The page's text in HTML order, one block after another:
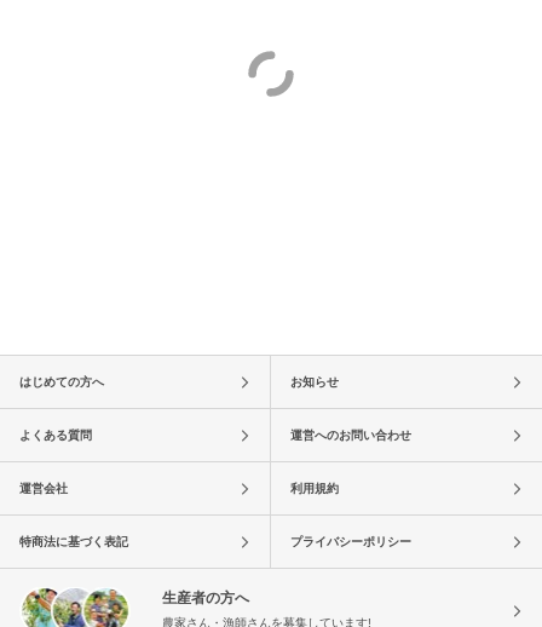
はじめての方へ お知らせ
よくある質問 運営へのお問い合わせ
運営会社 利用規約
特商法に基づく表記 プライバシーポリシー
生産者の方へ
農家さん・漁師さんを募集しています!